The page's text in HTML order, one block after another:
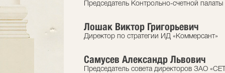
Председатель Контрольно-счетной
Лошак Виктор Григорьевич
Директор по стратегии ИД «Коммерсант»
Самусев Александр Львович
Председатель совета директоров ЗАО